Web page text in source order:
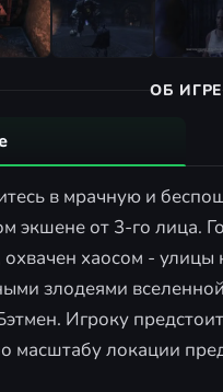
ОБ ИГРЕ
в мрачную и
экшене от 3-го лица.
хаосом - улицы
злодеями
Игроку
масштабу локации